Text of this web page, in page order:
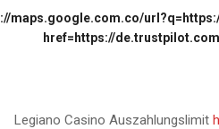
maps.google.com.co/
href=https://
Legiano Casino Auszahlungslimit